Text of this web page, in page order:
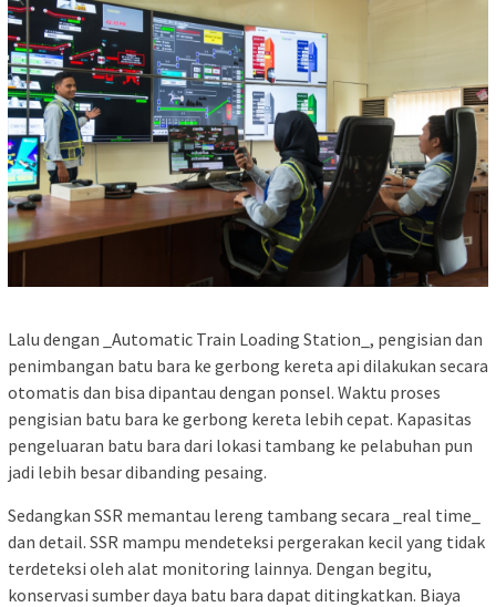
Lalu dengan _Automatic Train Loading Station_, pengisian dan
penimbangan batu bara ke gerbong kereta api dilakukan secara
otomatis dan bisa dipantau dengan ponsel. Waktu proses
pengisian batu bara ke gerbong kereta lebih cepat. Kapasitas
pengeluaran batu bara dari lokasi tambang ke pelabuhan pun
jadi lebih besar dibanding pesaing.
Sedangkan SSR memantau lereng tambang secara _real time_
dan detail. SSR mampu mendeteksi pergerakan kecil yang tidak
terdeteksi oleh alat monitoring lainnya. Dengan begitu,
konservasi sumber daya batu bara dapat ditingkatkan. Biaya